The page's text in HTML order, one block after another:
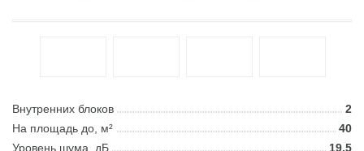
Внутренних блоков
2
На площадь до, м²
40
Уровень шума, дБ
19.5